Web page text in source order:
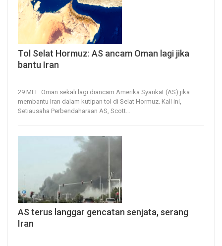
Tol Selat Hormuz: AS ancam Oman lagi jika
bantu Iran
29 MEI : Oman sekali lagi diancam Amerika Syarikat (AS) jika
membantu Iran dalam kutipan tol di Selat Hormuz. Kali ini,
Setiausaha Perbendaharaan AS, Scott…
AS terus langgar gencatan senjata, serang
Iran